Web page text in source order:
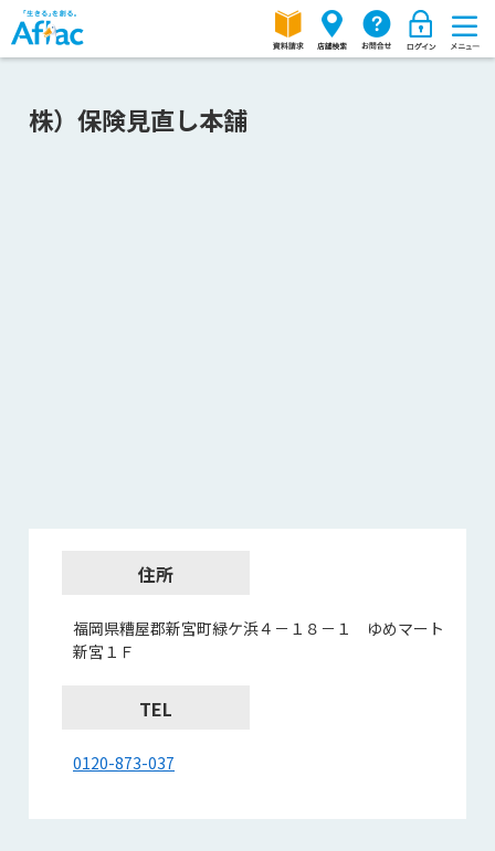
株）保険見直し本舗
住所
福岡県糟屋郡新宮町緑ケ浜４－１８－１ ゆめマート
新宮１Ｆ
TEL
0120-873-037